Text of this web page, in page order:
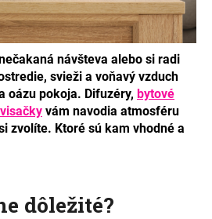
návšteva alebo si radi
svieži a voňavý vzduch
oázu pokoja. Difuzéry, bytové
vám navodia atmosféru
zvolíte. Ktoré sú kam vhodné a
dôležité?